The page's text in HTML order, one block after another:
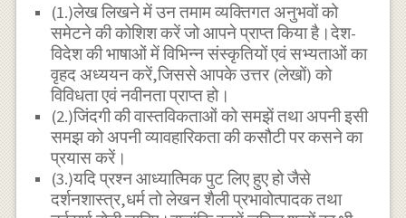
(1.)लेख लिखने में उन तमाम व्यक्तिगत अनुभवों को
समेटने की कोशिश करें जो आपने प्राप्त किया है।देश-
विदेश की भाषाओं में विभिन्न संस्कृतियों एवं सभ्यताओं का
वृहद अध्ययन करें,जिससे आपके उत्तर (लेखों) को
विविधता एवं नवीनता प्राप्त हो।
(2.)जिंदगी की वास्तविकताओं को समझें तथा अपनी इसी
समझ को अपनी व्यावहारिकता की कसौटी पर कसने का
प्रयास करें।
(3.)यदि प्रश्न आध्यात्मिक पुट लिए हुए हो जैसे
दर्शनशास्त्र,धर्म तो लेखन शैली प्रभावोत्पादक तथा